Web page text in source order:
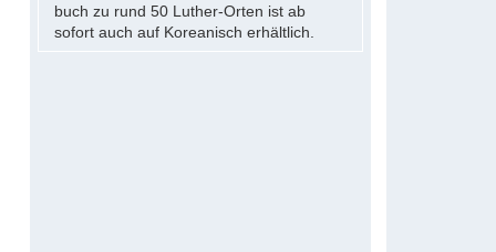
buch zu rund 50 Luther-Orten ist ab
sofort auch auf Koreanisch erhältlich.